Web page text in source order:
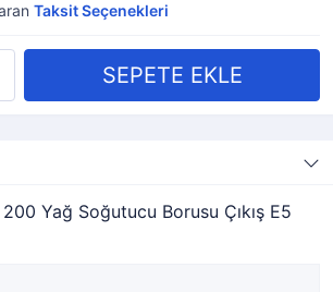
Taksit Seçenekleri
Yağ Soğutucu Borusu Çıkış E5